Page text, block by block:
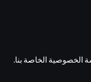
الخصوصية الخاصة بنا.